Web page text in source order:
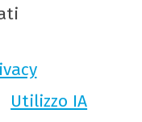
Utilizzo IA